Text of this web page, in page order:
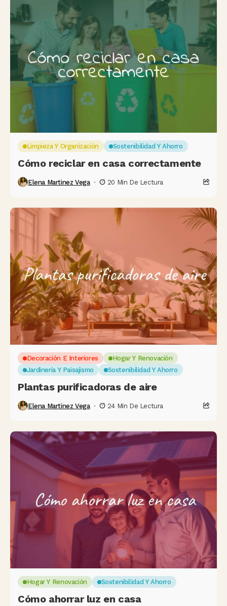
Limpieza Y Organización Sostenibilidad Y Ahorro
Cómo reciclar en casa correctamente
Elena Martinez Vega 20 Min De Lectura
Decoración E Interiores
Hogar Y Renovación
Jardinería Y Paisajismo
Sostenibilidad Y Ahorro
Plantas purificadoras de aire
Elena Martinez Vega 24 Min De Lectura
Hogar Y Renovación Sostenibilidad Y Ahorro
Cómo ahorrar luz en casa